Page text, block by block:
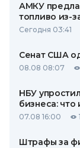
АМКУ
топливо из-
Сегодня 03:41
Сенат США
08.08 08:07
НБУ
бизнеса: что
07.08 16:00
Штрафы за